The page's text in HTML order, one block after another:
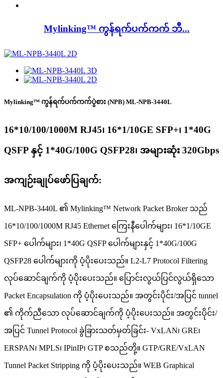
Mylinking™ ကွန်ရက်ပက်ကက် ဘီ...
Mylinking™ ကွန်ရက်ပက်ကက်ပွဲစား (NPB) ML-NPB-3440L
16*10/100/1000M RJ45၊ 16*1/10GE SFP+၊ 1*40G
QSFP နှင့် 1*40G/100G QSFP28၊ အများဆုံး 320Gbps
အကျဉ်းချုပ်ဖော်ပြချက်:
ML-NPB-3440L ၏ Mylinking™ Network Packet Broker သည်
16*10/100/1000M RJ45 Ethernet ကြေးနီပေါက်များ၊ 16*1/10GE
SFP+ ပေါက်များ၊ 1*40G QSFP ပေါက်များနှင့် 1*40G/100G
QSFP28 ပေါက်များကို ပံ့ပိုးပေးသည်။ L2-L7 Protocol Filtering
လုပ်ဆောင်ချက်ကို ပံ့ပိုးပေးသည်။ ပြောင်းလွယ်ပြင်လွယ်ရှိသော
Packet Encapsulation ကို ပံ့ပိုးပေးသည်။ အတွင်းပိုင်း/အပြင် tunnel
၏ ကိုက်ညီသော လုပ်ဆောင်ချက်ကို ပံ့ပိုးပေးသည်။ အတွင်းပိုင်း/
အပြင် Tunnel Protocol ခွဲခြားသတ်မှတ်ခြင်း- VxLAN၊ GRE၊
ERSPAN၊ MPLS၊ IPinIP၊ GTP စသည်တို့။ GTP/GRE/VxLAN
Tunnel Packet Stripping ကို ပံ့ပိုးပေးသည်။ WEB Graphical